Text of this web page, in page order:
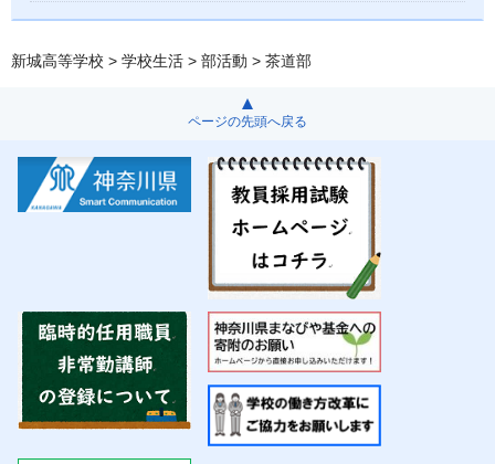
新城高等学校 > 学校生活 > 部活動 > 茶道部
ページの先頭へ戻る